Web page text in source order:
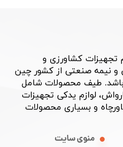
تجهیزات کشاورزی و
و نیمه صنعتی از کشور چین
طیف محصولات شامل
لوازم یدکی تجهیزات
و بسیاری محصولات
منوی سایت